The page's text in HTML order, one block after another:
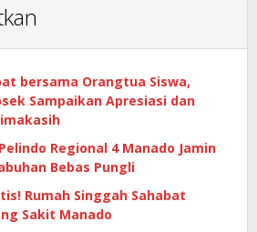
bersama Orangtua Siswa,
Sampaikan Apresiasi dan
Regional 4 Manado Jamin
Bebas Pungli
Rumah Singgah Sahabat
Sakit Manado